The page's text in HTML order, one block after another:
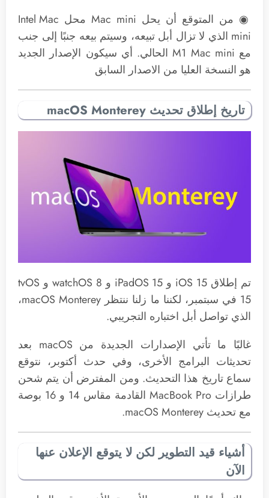
◉ من المتوقع أن يحل ‌Mac mini‌ محل Intel ‌Mac
mini‌ الذي لا تزال أبل تبيعه، وسيتم بيعه جنبًا إلى جنب
مع ‌M1‌ ‌Mac mini‌ الحالي. أي سيكون الإصدار الجديد
هو النسخة العليا من الاصدار السابق
تاريخ إطلاق تحديث macOS Monterey
تم إطلاق iOS 15 و iPadOS 15 و watchOS 8 و tvOS
15 في سبتمبر، لكننا ما زلنا ننتظر ‌macOS Monterey‌،
الذي تواصل أبل اختباره التجريبي.
غالبًا ما تأتي الإصدارات الجديدة من macOS بعد
تحديثات البرامج الأخرى، وفي حدث أكتوبر، نتوقع
سماع تاريخ هذا التحديث. ومن المفترض أن يتم شحن
طرازات MacBook Pro القادمة مقاس 14 و 16 بوصة
مع تحديث ‌macOS Monterey‌.
أشياء قيد التطوير لكن لا يتوقع الإعلان عنها
الآن